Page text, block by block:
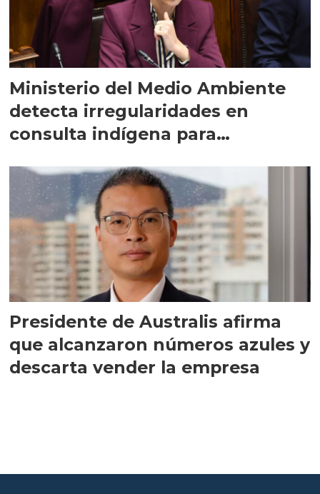
Ministerio del Medio Ambiente
detecta irregularidades en
consulta indígena para
Presidente de Australis afirma
que alcanzaron números azules y
descarta vender la empresa